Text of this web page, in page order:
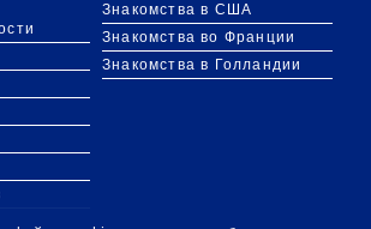
Знакомства в США
Знакомства во Франции
Знакомства в Голландии